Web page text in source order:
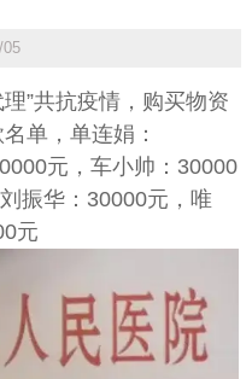
05
”共抗疫情，购买物资
单，单连娟：
元，车小帅：30000
振华：30000元，唯
元